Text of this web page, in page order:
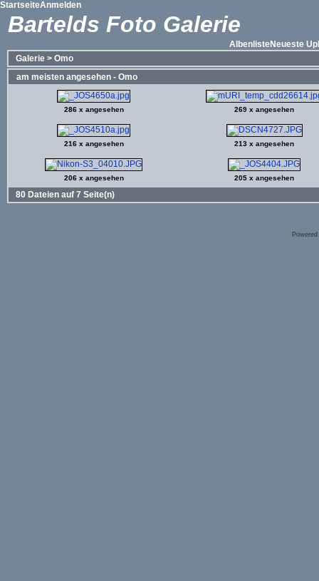
StartseiteAnmelden
Bartelds Foto Galerie
AlbenlisteNeueste
Galerie > Omo
am meisten angesehen - Omo
286 x angesehen 269 x angesehen
216 x angesehen 213 x angesehen
206 x angesehen 205 x angesehen
80 Dateien auf 7 Seite(n)